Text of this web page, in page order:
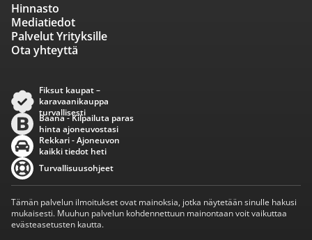
Hinnasto
Mediatiedot
Palvelut Yrityksille
Ota yhteyttä
Fiksut kaupat –
karavaanikauppa
turvallisesti
Baana - Kilpailuta paras
hinta ajoneuvostasi
Rekkari - Ajoneuvon
kaikki tiedot heti
Turvallisuusohjeet
Tämän palvelun ilmoitukset ovat mainoksia, jotka näytetään sinulle hakusi
mukaisesti. Muuhun palvelun kohdennettuun mainontaan voit vaikuttaa
evästeasetusten kautta.